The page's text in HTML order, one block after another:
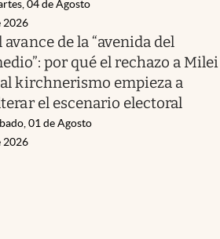
04 de Agosto
2026
avance de la “avenida del
por qué el rechazo a Milei
kirchnerismo empieza a
el escenario electoral
01 de Agosto
2026